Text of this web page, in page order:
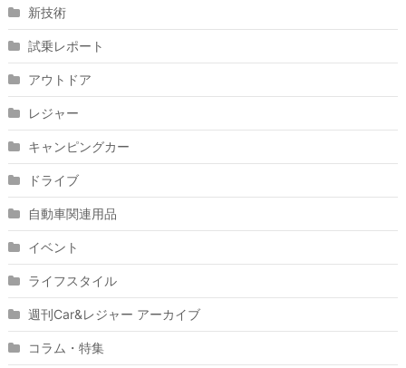
新技術
試乗レポート
アウトドア
レジャー
キャンピングカー
ドライブ
自動車関連用品
イベント
ライフスタイル
週刊Car&レジャー アーカイブ
コラム・特集